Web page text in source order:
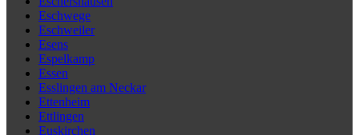
Eschwege
Eschweiler
Esens
Espelkamp
Essen
Esslingen am Neckar
Ettenheim
Ettlingen
Euskirchen